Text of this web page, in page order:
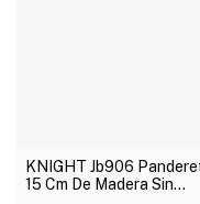
KNIGHT Jb906
15 Cm De Madera Sin